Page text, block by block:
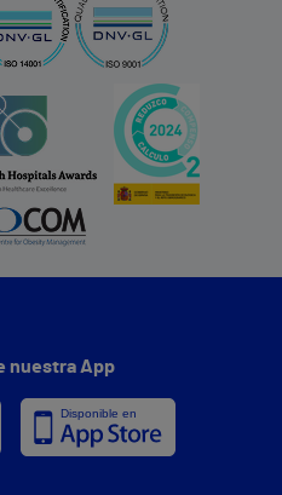
nuestra App